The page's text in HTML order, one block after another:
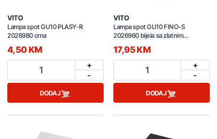
VITO
Lampa spot GU10 PLASY-R
2026980 crna
4,50 KM
1
+
-
DODAJ
VITO
Lampa spot GU10 FINO-S
2026960 bijela sa zlatnim
reflektorom
17,95 KM
1
+
-
DODAJ